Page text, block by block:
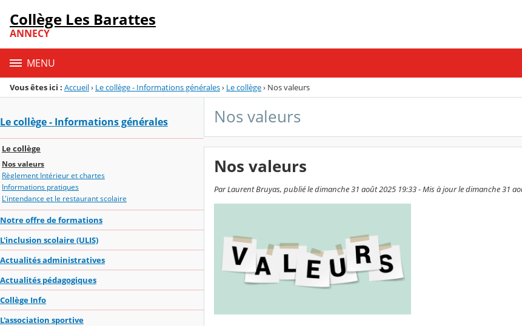
Menu de la rubrique
Contenu
Collège Les Barattes
ANNECY
MENU
Vous êtes ici : Accueil› Le collège - Informations générales› Le collège› Nos valeurs
Le collège - Informations générales
Le collège
Nos valeurs
Règlement Intérieur et chartes
Informations pratiques
L'intendance et le restaurant scolaire
Notre offre de formations
L'inclusion scolaire (ULIS)
Actualités administratives
Actualités pédagogiques
Collège Info
L'association sportive
Nos valeurs
Nos valeurs
Par Laurent Bruyas, publié le dimanche 31 août 2025 19:33 - Mis à jour le dimanche 31